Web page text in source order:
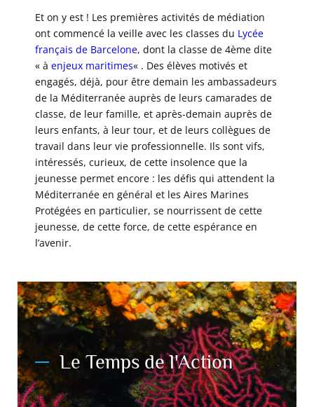
Et on y est ! Les premières activités de médiation
ont commencé la veille avec les classes du Lycée
français de Barcelone, dont la classe de 4ème dite
« à enjeux maritimes« . Des élèves motivés et
engagés, déjà, pour être demain les ambassadeurs
de la Méditerranée auprès de leurs camarades de
classe, de leur famille, et après-demain auprès de
leurs enfants, à leur tour, et de leurs collègues de
travail dans leur vie professionnelle. Ils sont vifs,
intéressés, curieux, de cette insolence que la
jeunesse permet encore : les défis qui attendent la
Méditerranée en général et les Aires Marines
Protégées en particulier, se nourrissent de cette
jeunesse, de cette force, de cette espérance en
l’avenir.
Le Temps de l'Action